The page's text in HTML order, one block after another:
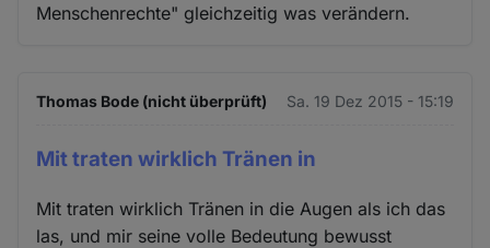
Menschenrechte" gleichzeitig was verändern.
Thomas Bode (nicht überprüft) Sa. 19 Dez 2015 - 15:19
Mit traten wirklich Tränen in
Mit traten wirklich Tränen in die Augen als ich das
las, und mir seine volle Bedeutung bewusst